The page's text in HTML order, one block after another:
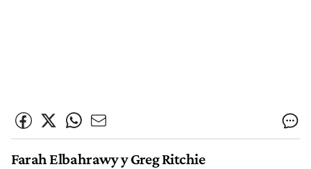
Farah Elbahrawy y Greg Ritchie